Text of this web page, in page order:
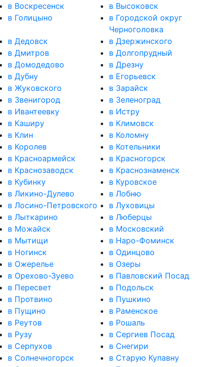
в Воскресенск
в Высоковск
в Голицыно
в Городской округ
Черноголовка
в Дедовск
в Дзержинского
в Дмитров
в Долгопрудный
в Домодедово
в Дрезну
в Дубну
в Егорьевск
в Жуковского
в Зарайск
в Звенигород
в Зеленоград
в Ивантеевку
в Истру
в Каширу
в Климовск
в Клин
в Коломну
в Королев
в Котельники
в Красноармейск
в Красногорск
в Краснозаводск
в Краснознаменск
в Кубинку
в Куровское
в Ликино-Дулево
в Лобню
в Лосино-Петровского
в Луховицы
в Лыткарино
в Люберцы
в Можайск
в Московский
в Мытищи
в Наро-Фоминск
в Ногинск
в Одинцово
в Ожерелье
в Озеры
в Орехово-Зуево
в Павловский Посад
в Пересвет
в Подольск
в Протвино
в Пушкино
в Пущино
в Раменское
в Реутов
в Рошаль
в Рузу
в Сергиев Посад
в Серпухов
в Снегири
в Солнечногорск
в Старую Купавну